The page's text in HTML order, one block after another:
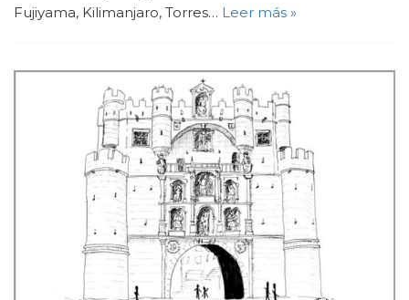
Fujiyama, Kilimanjaro, Torres… Leer más »